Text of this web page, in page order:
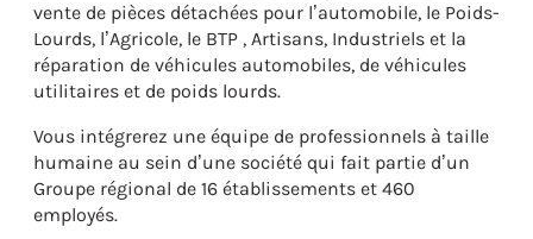
vente de pièces détachées pour l’automobile, le Poids-
Lourds, l’Agricole, le BTP , Artisans, Industriels et la
réparation de véhicules automobiles, de véhicules
utilitaires et de poids lourds.
Vous intégrerez une équipe de professionnels à taille
humaine au sein d’une société qui fait partie d’un
Groupe régional de 16 établissements et 460
employés.